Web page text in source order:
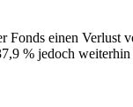
Fonds einen Verlust
% jedoch weiterhin